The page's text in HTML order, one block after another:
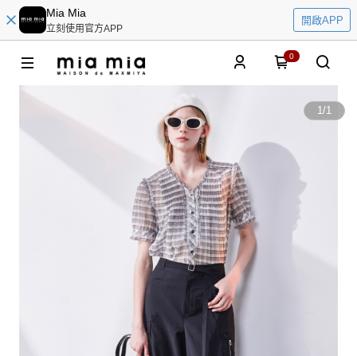
Mia Mia
立刻使用官方APP
開啟APP
0
1/1